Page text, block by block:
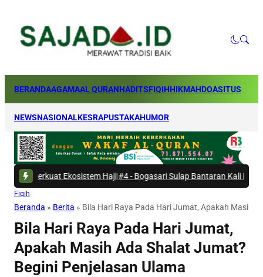
BERANDAAGAMAAL QURANHADITSFIQIHHIKMAHDOASITUS
NEWSNASIONALKESRAPUSTAKAHUMOR
Haji|#4 -Bogasari Sulap Bantaran Kali Kresek Jadi Ruang
Fiqih
Beranda » Berita » Bila Hari Raya Pada Hari Jumat, Apakah Masih
Bila Hari Raya Pada Hari Jumat,
Apakah Masih Ada Shalat Jumat?
Begini Penjelasan Ulama